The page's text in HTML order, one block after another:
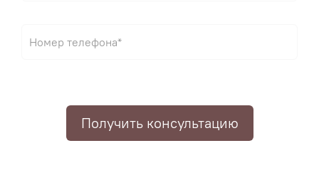
Получить консультацию